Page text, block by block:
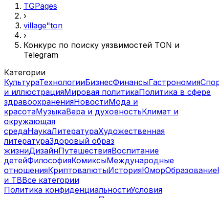
TGPages
›
village"ton
›
Конкурс по поиску уязвимостей TON и
Telegram
Категории
КультураТехнологииБизнесФинансыГастрономия
и иллюстрацияМировая политикаПолитика в сфере
здравоохраненияНовостиМода и
красотаМузыкаВера и духовностьКлимат и
окружающая
средаНаукаЛитератураХудожественная
литератураЗдоровый образ
жизниДизайнПутешествияВоспитание
детейФилософияКомиксыМеждународные
отношенияКриптовалютыИсторияЮморОбразование
и ТВВсе категории
Политика конфиденциальностиУсловия